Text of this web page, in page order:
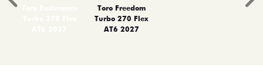
Toro Freedom
Turbo 270 Flex
AT6 2027
Anterior